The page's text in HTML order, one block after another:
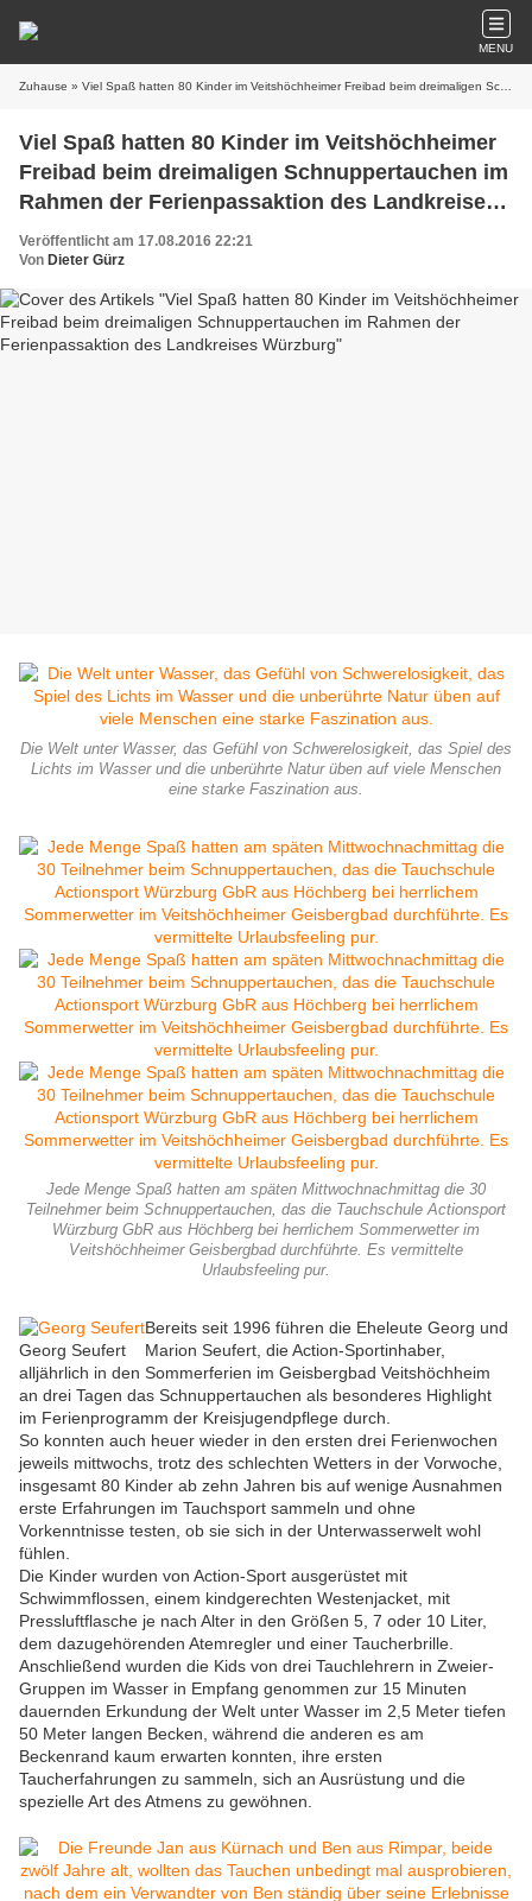
MENU
Zuhause » Viel Spaß hatten 80 Kinder im Veitshöchheimer Freibad beim dreimaligen Schnuppertauchen im Rahmen der Ferienpassaktion des Landkreises Würzburg
Viel Spaß hatten 80 Kinder im Veitshöchheimer
Freibad beim dreimaligen Schnuppertauchen im
Rahmen der Ferienpassaktion des Landkreises
Würzburg
Veröffentlicht am 17.08.2016 22:21
Von Dieter Gürz
Die Welt unter Wasser, das Gefühl von Schwerelosigkeit, das Spiel des
Lichts im Wasser und die unberührte Natur üben auf viele Menschen
eine starke Faszination aus.
Jede Menge Spaß hatten am späten Mittwochnachmittag die 30
Teilnehmer beim Schnuppertauchen, das die Tauchschule Actionsport
Würzburg GbR aus Höchberg bei herrlichem Sommerwetter im
Veitshöchheimer Geisbergbad durchführte. Es vermittelte
Urlaubsfeeling pur.
Georg Seufert
Bereits seit 1996 führen die Eheleute Georg und
Marion Seufert, die Action-Sportinhaber,
alljährlich in den Sommerferien im Geisbergbad Veitshöchheim
an drei Tagen das Schnuppertauchen als besonderes Highlight
im Ferienprogramm der Kreisjugendpflege durch.
So konnten auch heuer wieder in den ersten drei Ferienwochen
jeweils mittwochs, trotz des schlechten Wetters in der Vorwoche,
insgesamt 80 Kinder ab zehn Jahren bis auf wenige Ausnahmen
erste Erfahrungen im Tauchsport sammeln und ohne
Vorkenntnisse testen, ob sie sich in der Unterwasserwelt wohl
fühlen.
Die Kinder wurden von Action-Sport ausgerüstet mit
Schwimmflossen, einem kindgerechten Westenjacket, mit
Pressluftflasche je nach Alter in den Größen 5, 7 oder 10 Liter,
dem dazugehörenden Atemregler und einer Taucherbrille.
Anschließend wurden die Kids von drei Tauchlehrern in Zweier-
Gruppen im Wasser in Empfang genommen zur 15 Minuten
dauernden Erkundung der Welt unter Wasser im 2,5 Meter tiefen
50 Meter langen Becken, während die anderen es am
Beckenrand kaum erwarten konnten, ihre ersten
Taucherfahrungen zu sammeln, sich an Ausrüstung und die
spezielle Art des Atmens zu gewöhnen.